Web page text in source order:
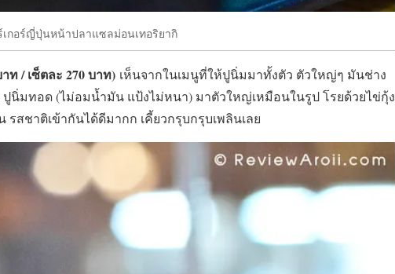
เกอร์ญี่ปุ่นหน้าปลาแซลม่อนเทอริยากิ
/ เซ็ตละ 270 บาท) เห็นจากในเมนูที่ให้ปูนิ่มมาทั้งตัว ตัวใหญ่ๆ มันช่าง
ปูนิ่มทอด (ไม่อมน้ำมัน แป้งไม่หนา) มาตัวใหญ่เหมือนในรูป โรยด้วยไข่กุ้ง
รสชาติเข้ากันได้ดีมากก เคี้ยวกรุบกรุบเพลินเลย